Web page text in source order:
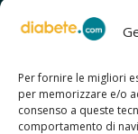
Per fornire le migliori
per memorizzare e/o
consenso a queste
comportamento di
SCOPRI
>